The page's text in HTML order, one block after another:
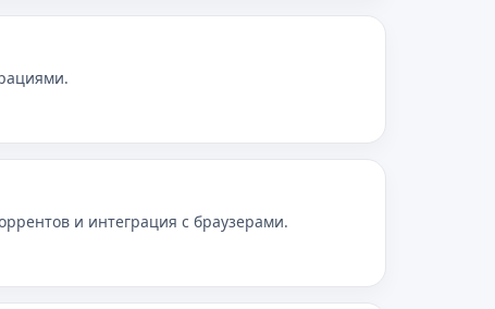
и интеграция с браузерами.